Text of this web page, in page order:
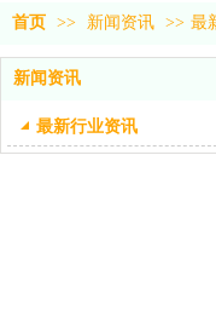
首页 >> 新闻资讯 >> 最
新闻资讯
最新行业资讯